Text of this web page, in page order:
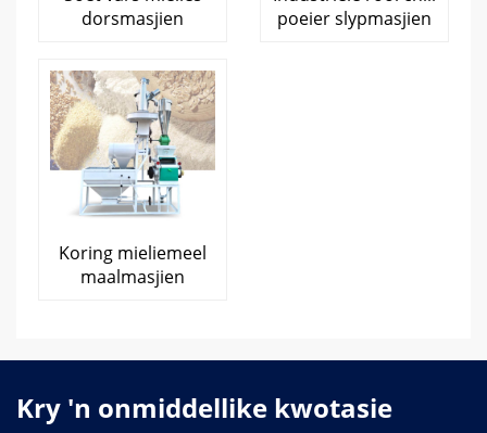
dorsmasjien
poeier slypmasjien
Koring mieliemeel
maalmasjien
Kry 'n onmiddellike kwotasie